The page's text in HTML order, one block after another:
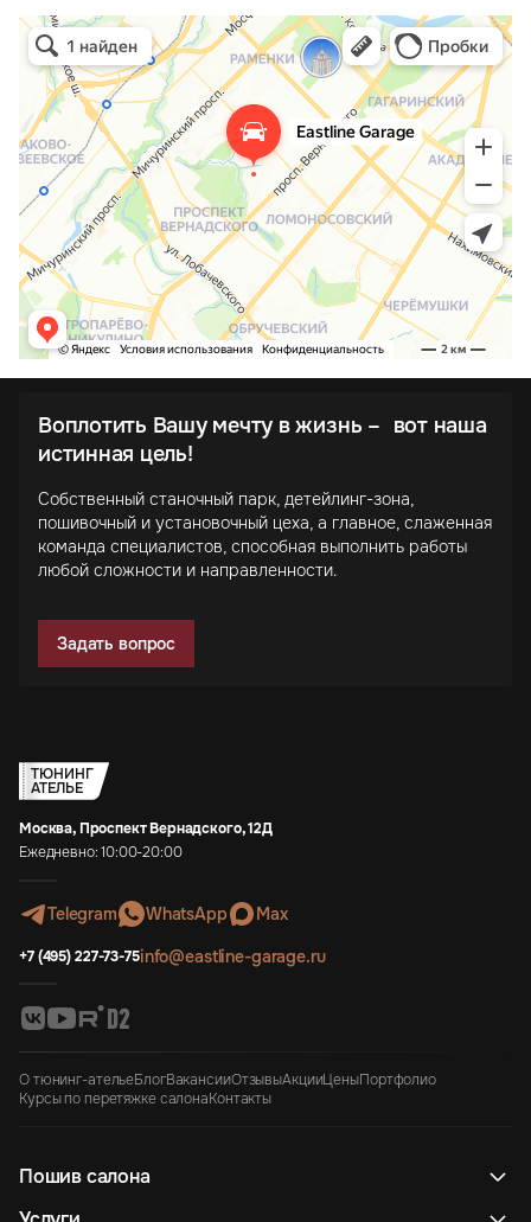
Воплотить Вашу мечту в жизнь – вот наша
истинная цель!
Собственный станочный парк, детейлинг-зона,
пошивочный и установочный цеха, а главное, слаженная
команда специалистов, способная выполнить работы
любой сложности и направленности.
Задать вопрос
ТЮНИНГ
АТЕЛЬЕ
Москва, Проспект Вернадского, 12Д
Ежедневно: 10:00-20:00
Telegram WhatsApp Max
+7 (495) 227-73-75info@eastline-garage.ru
О тюнинг-ательеБлогВакансииОтзывыАкцииЦеныПортфолио
Курсы по перетяжке салонаКонтакты
Пошив салона